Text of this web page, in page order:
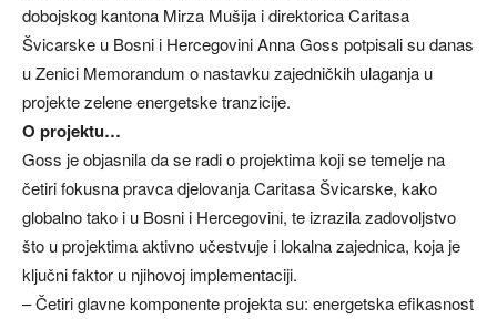
dobojskog kantona Mirza Mušija i direktorica Caritasa
Švicarske u Bosni i Hercegovini Anna Goss potpisali su danas
u Zenici Memorandum o nastavku zajedničkih ulaganja u
projekte zelene energetske tranzicije.
O projektu…
Goss je objasnila da se radi o projektima koji se temelje na
četiri fokusna pravca djelovanja Caritasa Švicarske, kako
globalno tako i u Bosni i Hercegovini, te izrazila zadovoljstvo
što u projektima aktivno učestvuje i lokalna zajednica, koja je
ključni faktor u njihovoj implementaciji.
– Četiri glavne komponente projekta su: energetska efikasnost